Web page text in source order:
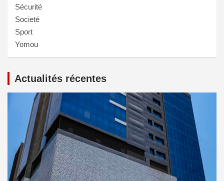
Sécurité
Societé
Sport
Yomou
Actualités récentes